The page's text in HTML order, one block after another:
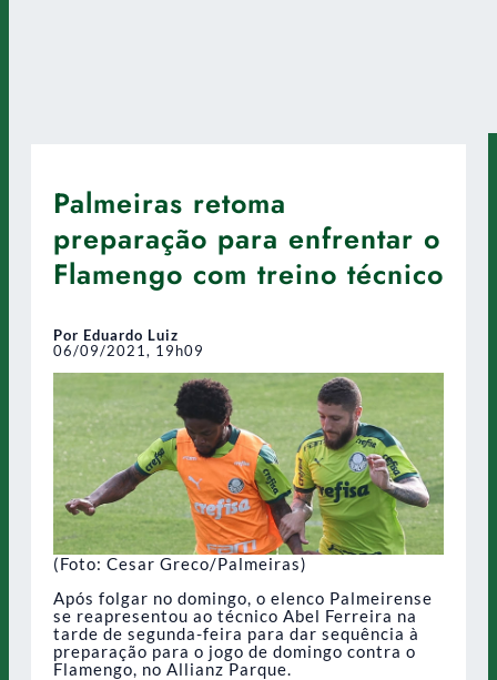
Palmeiras retoma
preparação para enfrentar o
Flamengo com treino técnico
Por Eduardo Luiz
06/09/2021, 19h09
(Foto: Cesar Greco/Palmeiras)
Após folgar no domingo, o elenco Palmeirense
se reapresentou ao técnico Abel Ferreira na
tarde de segunda-feira para dar sequência à
preparação para o jogo de domingo contra o
Flamengo, no Allianz Parque.